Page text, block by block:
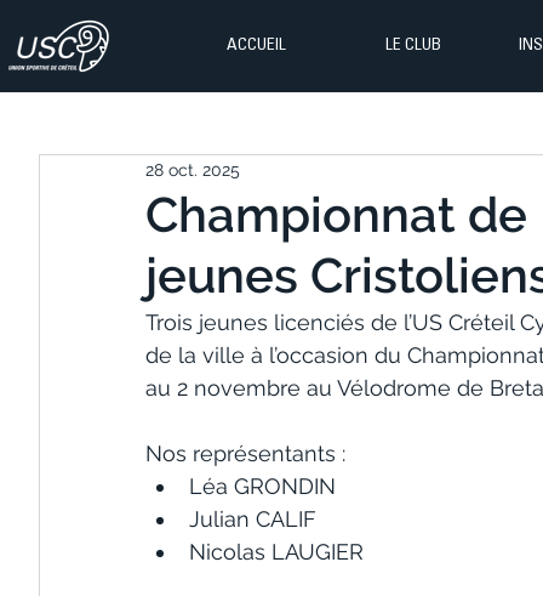
ACCUEIL LE CLUB
Championnat de
jeunes
28 oct. 2025
Trois jeunes licenciés de l’US Créteil
de la ville à l’occasion du
au 2 novembre au Vélodrome de
Nos représentants :
Léa GRONDIN
Julian CALIF
Nicolas LAUGIER